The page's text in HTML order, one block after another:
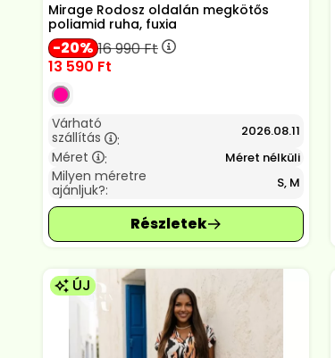
Mirage Rodosz oldalán megkötős
poliamid ruha, fuxia
20 16 990Ft
13 590 Ft
Várható
szállítás
: 2026.08.11
Méret : Méret nélküli
Milyen méretre
ajánljuk?:
S, M
ÚJ